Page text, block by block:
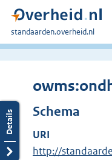
U
bent
standaarden.overheid.nl
Schema
URI
http://